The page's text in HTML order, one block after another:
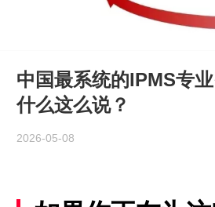
中国最系统的IPMS专
什么这么说？
2026-05-08